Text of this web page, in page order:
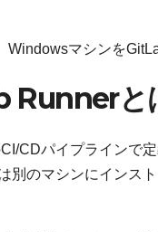
マシンを
Runnerと
CDパイプラインで
別のマシンにインス